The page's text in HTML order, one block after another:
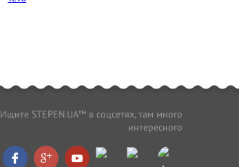
Ищите STEPEN.UA™ в соцсетях, там много
интересного